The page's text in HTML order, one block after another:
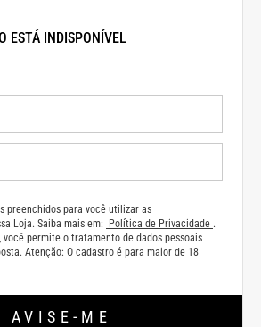
ESTÁ INDISPONÍVEL
preenchidos para você utilizar as
Loja. Saiba mais em:
Política de Privacidade .
permite o tratamento de dados pessoais
Atenção: O cadastro é para maior de 18
AVISE-ME